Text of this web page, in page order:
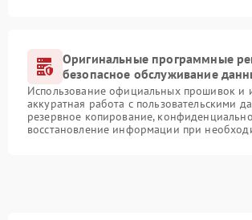
Оригинальные программные
безопасное обслуживание
Использование официальных прошивок и
аккуратная работа с пользовательскими
резервное копирование,
восстановление информации при